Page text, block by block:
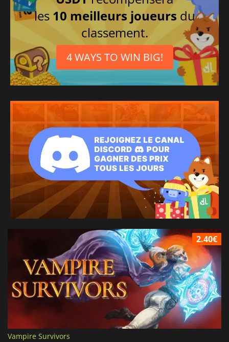
les 10 meilleurs joueurs du
classement.
4 WAYS TO WIN BIG!
2.40€
Vampire Survivors